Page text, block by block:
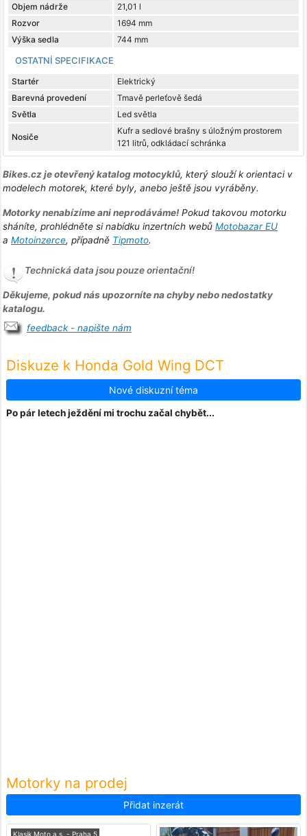
Objem nádrže
21,01 l
Rozvor
1694 mm
Výška sedla
744 mm
OSTATNÍ SPECIFIKACE
Startér
Elektrický
Barevná provedení
Tmavě perleťově šedá
Světla
Led světla
Nosiče
Kufr a sedlové brašny s úložným prostorem
121 litrů, odkládací schránka
Bikes.cz je otevřený katalog motocyklů, který slouží k orientaci v
modelech motorek, které byly, anebo ještě jsou vyráběny.
Motorky nenabízíme ani neprodáváme!Pokud takovou motorku
sháníte, prohlédněte si nabídku inzertních webů Motobazar EU
a Motoinzerce, případně Tipmoto.
Technická data jsou pouze orientační!
Děkujeme, pokud nás upozorníte na chyby nebo nedostatky
katalogu.
feedback - napište nám
Diskuze k Honda Gold Wing DCT
Nové diskuzní téma
Po pár letech ježdění mi trochu začal chybět...
Motorky na prodej
Přidat inzerát
Klasik Moto a.s. - Praha 5